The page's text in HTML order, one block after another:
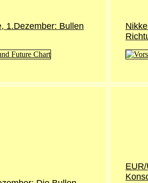
1.Dezember: Bullen